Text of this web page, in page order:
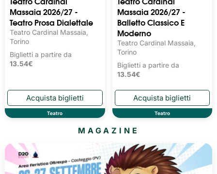
Massaia 2026/27 -
Teatro Prosa Dialettale
Teatro Cardinal Massaia,
Torino
Biglietti a partire da
13.54€
Teatro
Massaia 2026/27 -
Balletto Classico E
Moderno
Teatro Cardinal Massaia,
Torino
Biglietti a partire da
13.54€
Teatro
MAGAZINE